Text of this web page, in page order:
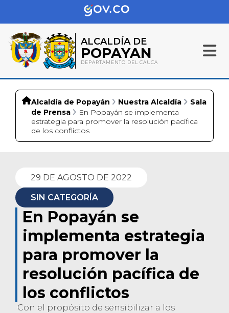
ALCALDÍA DE
POPAYAN
DEPARTAMENTO DEL CAUCA
Alcaldía de Popayán Nuestra Alcaldía
Sala
de Prensa
En Popayán se implementa
estrategia para promover la resolución pacífica
de los conflictos
29 DE AGOSTO DE 2022
SIN CATEGORÍA
En Popayán se
implementa estrategia
para promover la
resolución pacífica de
los conflictos
Con el propósito de sensibilizar a los